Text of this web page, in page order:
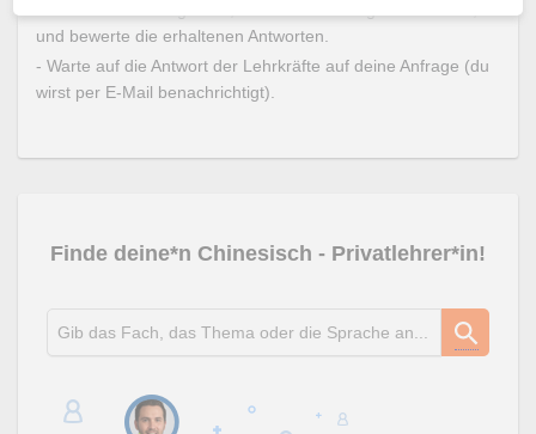
und bewerte die erhaltenen Antworten.
- Warte auf die Antwort der Lehrkräfte auf deine Anfrage (du
wirst per E-Mail benachrichtigt).
Finde deine*n Chinesisch - Privatlehrer*in!